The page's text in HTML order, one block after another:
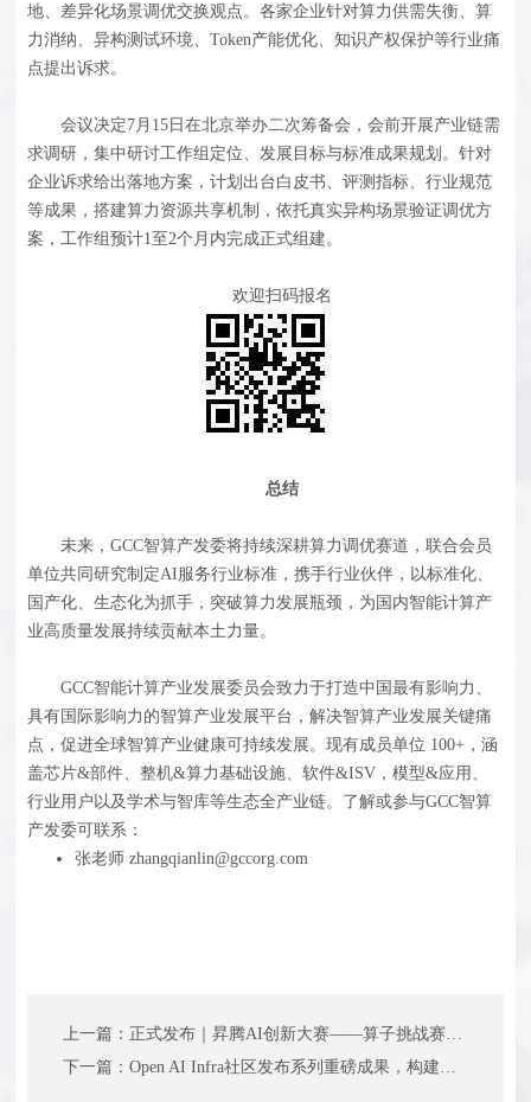
地、差异化场景调优交换观点。各家企业针对算力供需失衡、算
力消纳、异构测试环境、Token产能优化、知识产权保护等行业痛
点提出诉求。
会议决定7月15日在北京举办二次筹备会，会前开展产业链需
求调研，集中研讨工作组定位、发展目标与标准成果规划。针对
企业诉求给出落地方案，计划出台白皮书、评测指标、行业规范
等成果，搭建算力资源共享机制，依托真实异构场景验证调优方
案，工作组预计1至2个月内完成正式组建。
欢迎扫码报名
总结
未来，GCC智算产发委将持续深耕算力调优赛道，联合会员
单位共同研究制定AI服务行业标准，携手行业伙伴，以标准化、
国产化、生态化为抓手，突破算力发展瓶颈，为国内智能计算产
业高质量发展持续贡献本土力量。
GCC智能计算产业发展委员会致力于打造中国最有影响力、
具有国际影响力的智算产业发展平台，解决智算产业发展关键痛
点，促进全球智算产业健康可持续发展。现有成员单位 100+，涵
盖芯片&部件、整机&算力基础设施、软件&ISV，模型&应用、
行业用户以及学术与智库等生态全产业链。了解或参与GCC智算
产发委可联系：
张老师 zhangqianlin@gccorg.com